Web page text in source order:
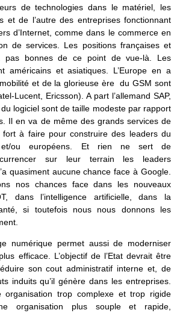
de technologies dans le matériel, les
et de l’autre des entreprises fonctionnant
d’Internet, comme dans le commerce en
de services. Les positions françaises et
pas bonnes de ce point de vue-là. Les
américains et asiatiques. L’Europe en a
et de la glorieuse ère du GSM sont
Lucent, Ericsson). A part l’allemand SAP,
logiciel sont de taille modeste par rapport
Il en va de même des grands services de
fort à faire pour construire des leaders du
et/ou européens. Et rien ne sert de
sur leur terrain les leaders
quasiment aucune chance face à Google.
nos chances face dans les nouveaux
dans l’intelligence artificielle, dans la
si toutefois nous nous donnons les
numérique permet aussi de moderniser
efficace. L’objectif de l’Etat devrait être
son cout administratif interne et, de
induits qu’il génère dans les entreprises.
organisation trop complexe et trop rigide
organisation plus souple et rapide,